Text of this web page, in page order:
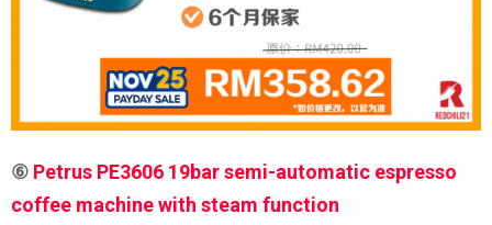
⑥ Petrus PE3606 19bar semi-automatic espresso
coffee machine with steam function